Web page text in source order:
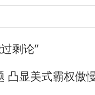
剩论”
凸显美式霸权傲